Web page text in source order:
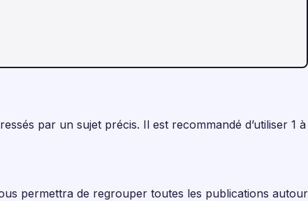
par un sujet précis. Il est recommandé d’utiliser 1 à
permettra de regrouper toutes les publications autour